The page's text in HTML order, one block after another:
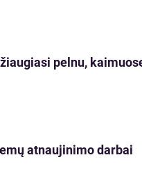
pelnu,
atnaujinimo darbai